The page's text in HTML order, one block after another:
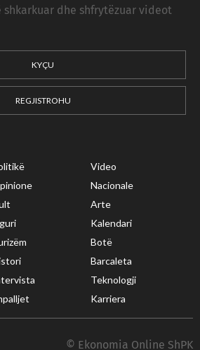
shkarkuar dhe shfrytëzuar videot
KYÇU
REGJISTROHU
Video
Nacionale
Arte
Kalendari
Botë
Barcaleta
Teknologji
Karriera
© Ekonomia Online ShPK